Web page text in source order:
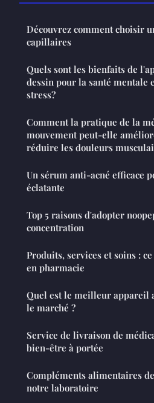
Découvrez comment choisir
capillaires
Quels sont les bienfaits de
dessin pour la santé mentale
stress?
Comment la pratique de la
mouvement peut-elle
réduire les douleurs
Un sérum anti-acné efficace
éclatante
Top 5 raisons d'adopter
concentration
Produits, services et soins :
en pharmacie
Quel est le meilleur appareil
le marché ?
Service de livraison de
bien-être à portée
Compléments alimentaires
notre laboratoire